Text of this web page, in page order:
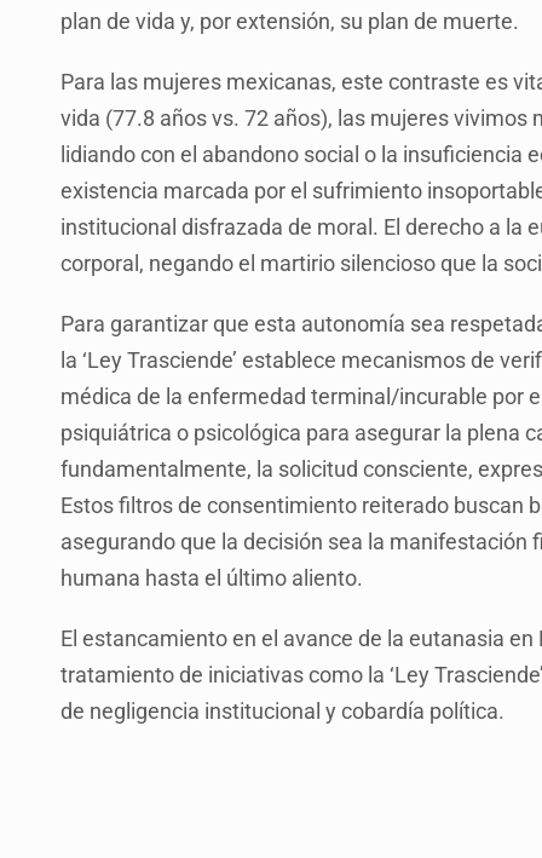
plan de vida y, por extensión, su plan de muerte.
Para las mujeres mexicanas, este contraste es
vida (77.8 años vs. 72 años), las mujeres
lidiando con el abandono social o la insuficiencia
existencia marcada por el sufrimiento
institucional disfrazada de moral. El derecho a la
corporal, negando el martirio silencioso que la
Para garantizar que esta autonomía sea
la ‘Ley Trasciende’ establece mecanismos de
médica de la enfermedad terminal/incurable por
psiquiátrica o psicológica para asegurar la plena
fundamentalmente, la solicitud consciente,
Estos filtros de consentimiento reiterado buscan
asegurando que la decisión sea la
humana hasta el último aliento.
El estancamiento en el avance de la eutanasia
tratamiento de iniciativas como la ‘Ley
de negligencia institucional y cobardía política.